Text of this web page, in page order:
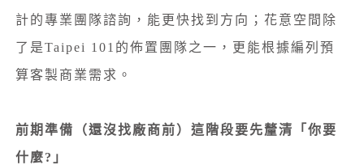
計的專業團隊諮詢，能更快找到方向；花意空間除
了是Taipei 101的佈置團隊之一，更能根據編列預
算客製商業需求。
前期準備（還沒找廠商前）這階段要先釐清「你要
什麼?」